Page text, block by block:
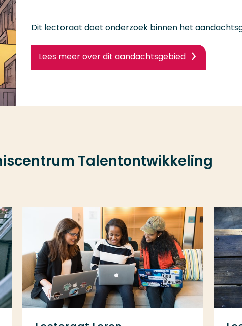
Dit lectoraat doet onderzoek binnen het
Lees meer over dit aandachtsgebied
Talentontwikkeling